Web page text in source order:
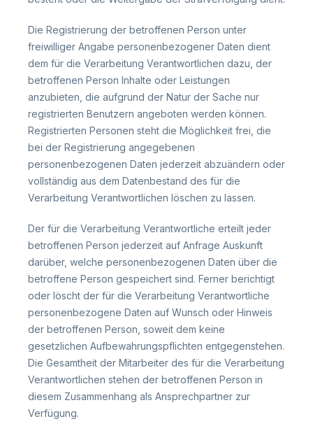
Die Registrierung der betroffenen Person unter
freiwilliger Angabe personenbezogener Daten dient
dem für die Verarbeitung Verantwortlichen dazu, der
betroffenen Person Inhalte oder Leistungen
anzubieten, die aufgrund der Natur der Sache nur
registrierten Benutzern angeboten werden können.
Registrierten Personen steht die Möglichkeit frei, die
bei der Registrierung angegebenen
personenbezogenen Daten jederzeit abzuändern oder
vollständig aus dem Datenbestand des für die
Verarbeitung Verantwortlichen löschen zu lassen.
Der für die Verarbeitung Verantwortliche erteilt jeder
betroffenen Person jederzeit auf Anfrage Auskunft
darüber, welche personenbezogenen Daten über die
betroffene Person gespeichert sind. Ferner berichtigt
oder löscht der für die Verarbeitung Verantwortliche
personenbezogene Daten auf Wunsch oder Hinweis
der betroffenen Person, soweit dem keine
gesetzlichen Aufbewahrungspflichten entgegenstehen.
Die Gesamtheit der Mitarbeiter des für die Verarbeitung
Verantwortlichen stehen der betroffenen Person in
diesem Zusammenhang als Ansprechpartner zur
Verfügung.